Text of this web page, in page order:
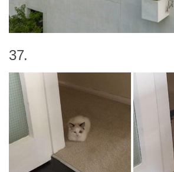
37.